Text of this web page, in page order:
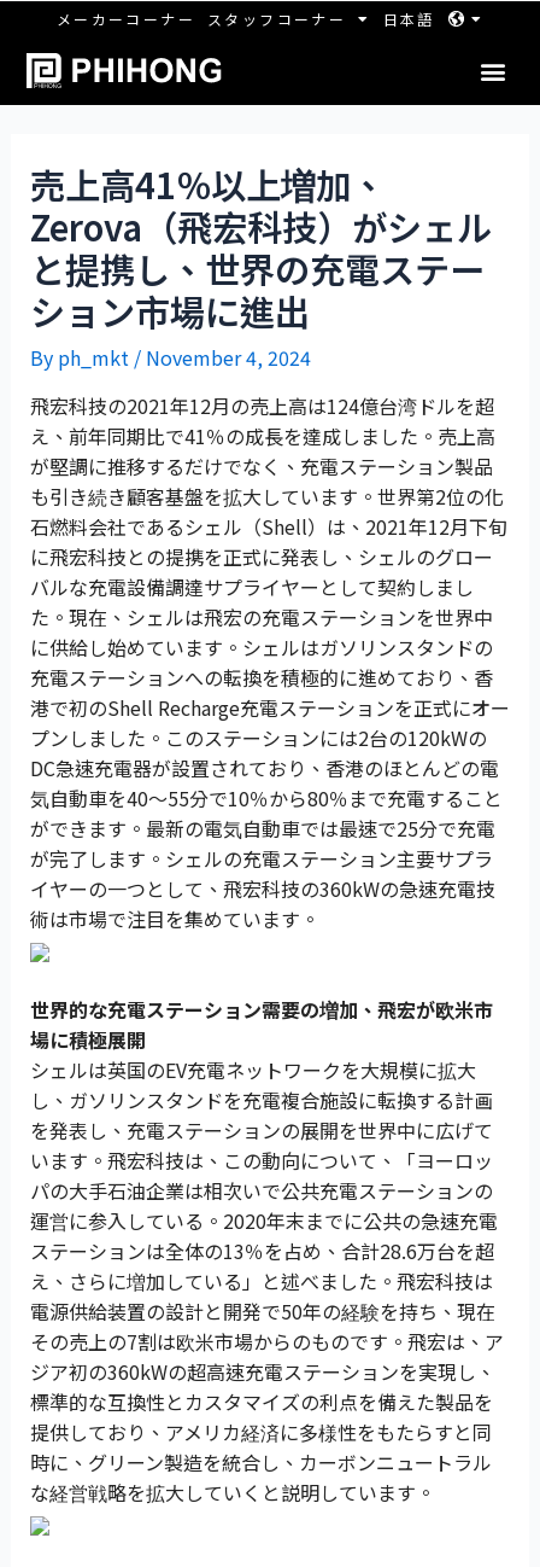
メーカーコーナー スタッフコーナー 日本語
売上高41％以上増加、
Zerova（飛宏科技）がシェル
と提携し、世界の充電ステー
ション市場に進出
By ph_mkt / November 4, 2024
飛宏科技の2021年12月の売上高は124億台湾ドルを超
え、前年同期比で41％の成長を達成しました。売上高
が堅調に推移するだけでなく、充電ステーション製品
も引き続き顧客基盤を拡大しています。世界第2位の化
石燃料会社であるシェル（Shell）は、2021年12月下旬
に飛宏科技との提携を正式に発表し、シェルのグロー
バルな充電設備調達サプライヤーとして契約しまし
た。現在、シェルは飛宏の充電ステーションを世界中
に供給し始めています。シェルはガソリンスタンドの
充電ステーションへの転換を積極的に進めており、香
港で初のShell Recharge充電ステーションを正式にオー
プンしました。このステーションには2台の120kWの
DC急速充電器が設置されており、香港のほとんどの電
気自動車を40〜55分で10％から80％まで充電すること
ができます。最新の電気自動車では最速で25分で充電
が完了します。シェルの充電ステーション主要サプラ
イヤーの一つとして、飛宏科技の360kWの急速充電技
術は市場で注目を集めています。
世界的な充電ステーション需要の増加、飛宏が欧米市
場に積極展開
シェルは英国のEV充電ネットワークを大規模に拡大
し、ガソリンスタンドを充電複合施設に転換する計画
を発表し、充電ステーションの展開を世界中に広げて
います。飛宏科技は、この動向について、「ヨーロッ
パの大手石油企業は相次いで公共充電ステーションの
運営に参入している。2020年末までに公共の急速充電
ステーションは全体の13％を占め、合計28.6万台を超
え、さらに増加している」と述べました。飛宏科技は
電源供給装置の設計と開発で50年の経験を持ち、現在
その売上の7割は欧米市場からのものです。飛宏は、ア
ジア初の360kWの超高速充電ステーションを実現し、
標準的な互換性とカスタマイズの利点を備えた製品を
提供しており、アメリカ経済に多様性をもたらすと同
時に、グリーン製造を統合し、カーボンニュートラル
な経営戦略を拡大していくと説明しています。